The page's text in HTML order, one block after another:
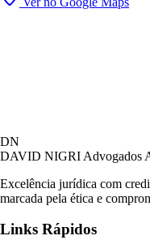
DN
DAVID NIGRI Advogados
Excelência jurídica com
marcada pela ética e
Links Rápidos